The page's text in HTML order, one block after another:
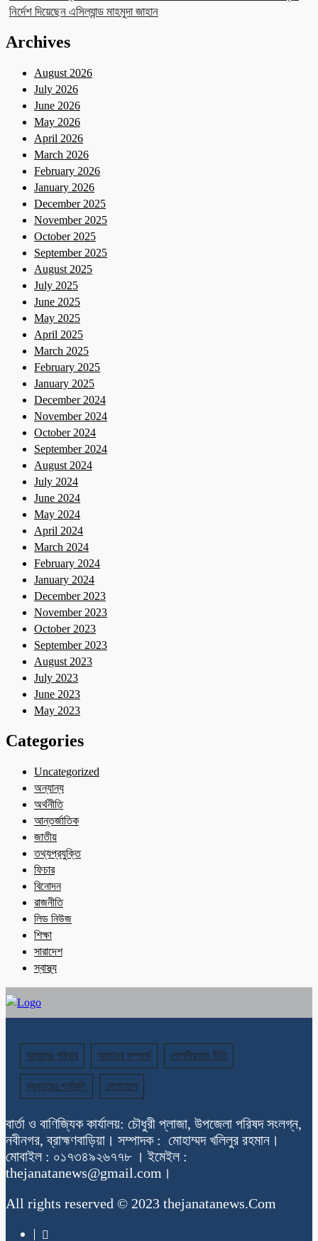
নির্দেশ দিয়েছেন এসিল্যান্ড মাহমুদা জাহান
Archives
August 2026
July 2026
June 2026
May 2026
April 2026
March 2026
February 2026
January 2026
December 2025
November 2025
October 2025
September 2025
August 2025
July 2025
June 2025
May 2025
April 2025
March 2025
February 2025
January 2025
December 2024
November 2024
October 2024
September 2024
August 2024
July 2024
June 2024
May 2024
April 2024
March 2024
February 2024
January 2024
December 2023
November 2023
October 2023
September 2023
August 2023
July 2023
June 2023
May 2023
Categories
Uncategorized
অন্যান্য
অর্থনীতি
আন্তর্জাতিক
জাতীয়
তথ্যপ্রযুক্তি
ফিচার
বিনোদন
রাজনীতি
লিড নিউজ
শিক্ষা
সারাদেশ
স্বাস্থ্য
আমাদের পরিবার আমাদের সম্পর্কে গোপনীয়তার নীতি
ব্যবহারের শর্তাবলি যোগাযোগ
বার্তা ও বাণিজ্যিক কার্যালয়: চৌধুরী প্লাজা, উপজেলা পরিষদ সংলগ্ন,
নবীনগর, ব্রাহ্মণবাড়িয়া। সম্পাদক : মোহাম্মদ খলিলুর রহমান।
মোবাইল : ০১৭৩৪৯২৬৭৭৮ । ইমেইল :
thejanatanews@gmail.com।
All rights reserved © 2023 thejanatanews.Com